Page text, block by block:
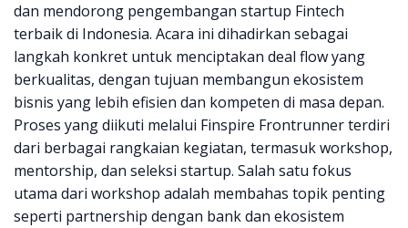
dan mendorong pengembangan startup Fintech
terbaik di Indonesia. Acara ini dihadirkan sebagai
langkah konkret untuk menciptakan deal flow yang
berkualitas, dengan tujuan membangun ekosistem
bisnis yang lebih efisien dan kompeten di masa depan.
Proses yang diikuti melalui Finspire Frontrunner terdiri
dari berbagai rangkaian kegiatan, termasuk workshop,
mentorship, dan seleksi startup. Salah satu fokus
utama dari workshop adalah membahas topik penting
seperti partnership dengan bank dan ekosistem